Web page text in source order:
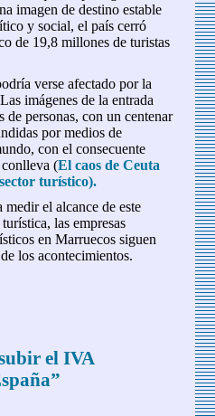
imagen de destino estable
y social, el país cerró
de 19,8 millones de turistas
verse afectado por la
imágenes de la entrada
de personas, con un centenar
por medios de
con el consecuente
(El caos de Ceuta
turístico).
el alcance de este
las empresas
en Marruecos siguen
los acontecimientos.
el IVA